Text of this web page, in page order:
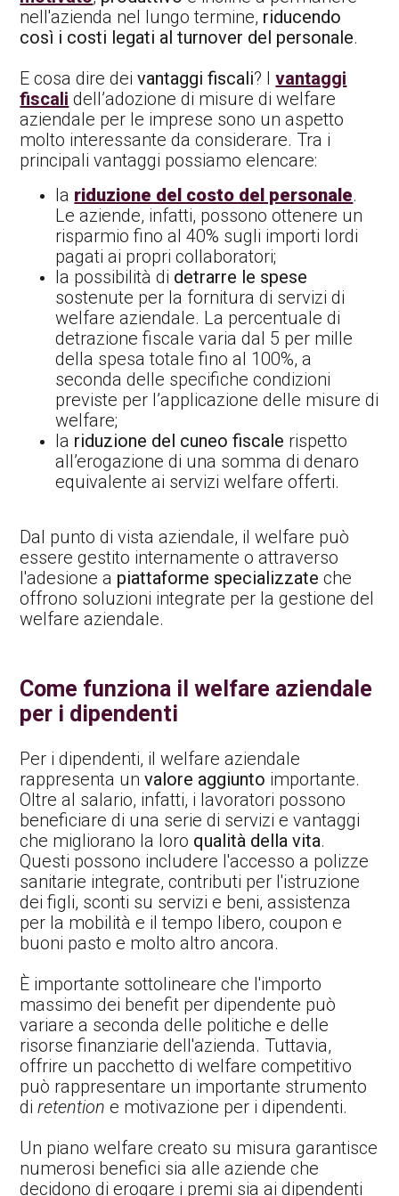
nell'azienda nel lungo termine, riducendo
così i costi legati al turnover del personale.
E cosa dire deivantaggi fiscali? Ivantaggi
fiscali dell’adozione di misure di welfare
aziendale per le imprese sono un aspetto
molto interessante da considerare. Tra i
principali vantaggi possiamo elencare:
la riduzione del costo del personale.
Le aziende, infatti, possono ottenere un
risparmio fino al 40% sugli importi lordi
pagati ai propri collaboratori;
la possibilità di detrarre le spese
sostenute per la fornitura di servizi di
welfare aziendale. La percentuale di
detrazione fiscale varia dal 5 per mille
della spesa totale fino al 100%, a
seconda delle specifiche condizioni
previste per l’applicazione delle misure di
welfare;
la riduzione del cuneo fiscale rispetto
all’erogazione di una somma di denaro
equivalente ai servizi welfare offerti.
Dal punto di vista aziendale, il welfare può
essere gestito internamente o attraverso
l'adesione a piattaforme specializzate che
offrono soluzioni integrate per la gestione del
welfare aziendale.
Come funziona il welfare aziendale
per i dipendenti
Per i dipendenti, il welfare aziendale
rappresenta unvalore aggiunto importante.
Oltre al salario, infatti, i lavoratori possono
beneficiare di una serie di servizi e vantaggi
che migliorano la loro qualità della vita.
Questi possono includere l'accesso a polizze
sanitarie integrate, contributi per l'istruzione
dei figli, sconti su servizi e beni, assistenza
per la mobilità e il tempo libero, coupon e
buoni pasto e molto altro ancora.
È importante sottolineare che l'importo
massimo dei benefit per dipendente può
variare a seconda delle politiche e delle
risorse finanziarie dell'azienda. Tuttavia,
offrire un pacchetto di welfare competitivo
può rappresentare un importante strumento
diretention e motivazione per i dipendenti.
Un piano welfare creato su misura garantisce
numerosi benefici sia alle aziende che
decidono di erogare i premi sia ai dipendenti